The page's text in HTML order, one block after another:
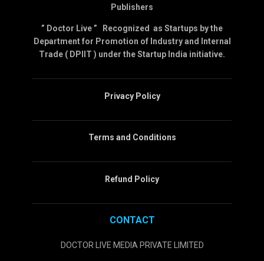
Publishers
” Doctor Live ” Recognized as Startups by the
Department for Promotion of Industry and Internal
Trade ( DPIIT ) under the Startup India initiative.
Privacy Policy
Terms and Conditions
Refund Policy
CONTACT
DOCTOR LIVE MEDIA PRIVATE LIMITED